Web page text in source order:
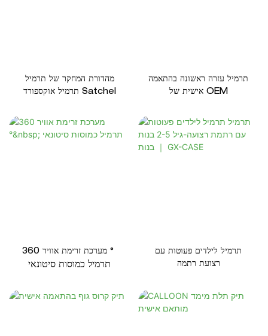
מהדורת המחקר של תרמיל
תרמיל אוקספורד Satchel
תרמיל עזרה ראשונה בהתאמה
אישית של OEM
מערכת זרימת אוויר 360 °
תרמיל כמוסות סיטונאי
תרמיל לילדים פעוטות עם
רצועת רתמה